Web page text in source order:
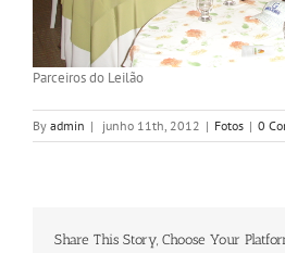
Parceiros do Leilão
By admin | junho 11th, 2012 | Fotos | 0
Share This Story, Choose Your